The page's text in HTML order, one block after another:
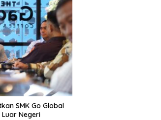
SMK Go Global
Negeri